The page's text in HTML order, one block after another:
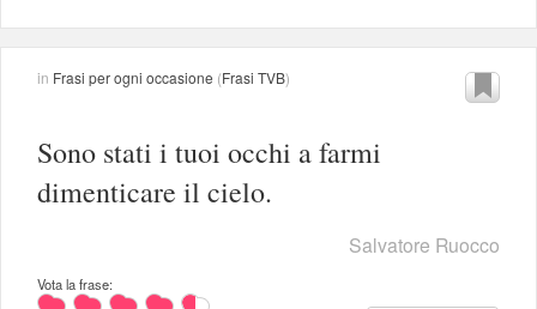
in Frasi per ogni occasione (Frasi TVB)
Sono stati i tuoi occhi a farmi
dimenticare il cielo.
Salvatore Ruocco
Vota la frase: